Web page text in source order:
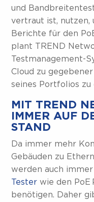
und
vertraut ist, nutzen,
Berichte für den
plant TREND
Testmanagement-
Cloud zu
seines Portfolios zu
MIT TREND
IMMER AUF
STAND
Da immer mehr
Gebäuden zu
werden auch
Tester wie den
benötigen. Daher